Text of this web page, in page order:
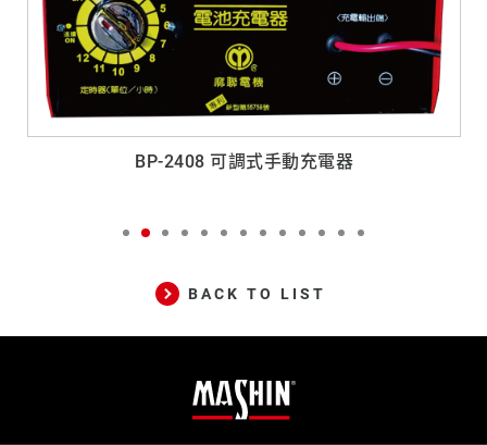
BP-2408 可調式手動充電器
BACK TO LIST